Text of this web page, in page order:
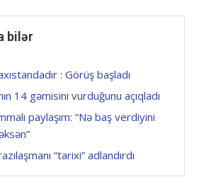
bilər
: Görüş başladı
14 gəmisini vurduğunu açıqladı
paylaşım: “Nə baş verdiyini
“tarixi” adlandırdı